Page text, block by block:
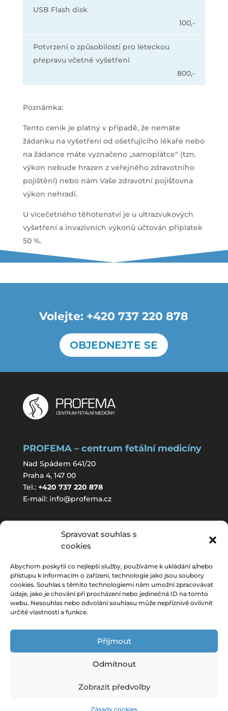
Spravovat souhlas s
cookies
Abychom poskytli co nejlepší služby, používáme k ukládání a/nebo
přístupu k informacím o zařízení, technologie jako jsou soubory
cookies. Souhlas s těmito technologiemi nám umožní zpracovávat
údaje, jako je chování při procházení nebo jedinečná ID na tomto
webu. Nesouhlas nebo odvolání souhlasu může nepříznivě ovlivnit
určité vlastnosti a funkce.
Příjmout
Odmítnout
Zobrazit předvolby
Zásady cookies
USB Flash disk
100,-
Potvrzení o způsobilosti pro leteckou
přepravu včetně vyšetření
800,-
Poznámka:
Tento ceník je platný v případě, že nemáte
žádanku na vyšetření od ošetřujícího lékaře nebo
na žádance máte vyznačeno „samoplátce“ (tzn.
výkon nebude hrazen z veřejného zdravotního
pojištění) nebo nám Vaše zdravotní pojišťovna
výkon nehradí.
U vícečetného těhotenství je u ultrazvukových
vyšetření a invazivních výkonů účtován příplatek
50 %.
Volejte: +420 737 220 878
OBJEDNEJTE SE
PROFEMA – centrum fetální medicíny
Nad Spádem 641/20
Praha 4, 147 00
Tel.: +420 737 220 878
E-mail: info@profema.cz
ORDINAČNÍ DOBA
(pouze pro objednané pacientky)
Úterý:
7:00-16:30
Středa:
8:00-15:00
Čtvrtek:
7:00-14:00
Tvorba webových stránek- COMPLETEstudio